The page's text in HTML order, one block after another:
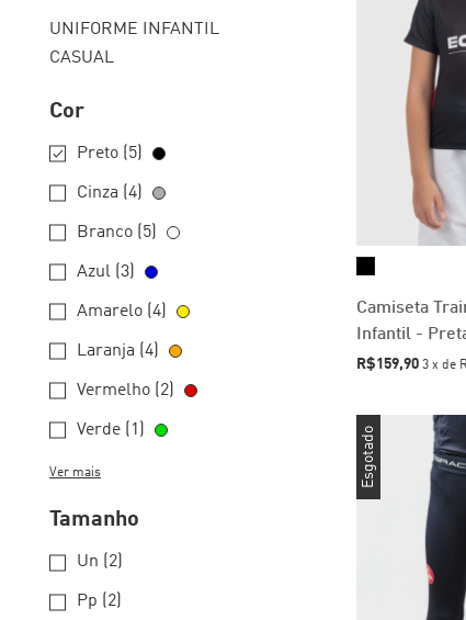
UNIFORME INFANTIL
CASUAL
Cor
Preto (5)
Cinza (4)
Branco (5)
Azul (3)
Amarelo (4)
Laranja (4)
Vermelho (2)
Verde (1)
Ver mais
Tamanho
Un (2)
Pp (2)
Camiseta
Infantil -
R$159,90 3 x de
Esgotado